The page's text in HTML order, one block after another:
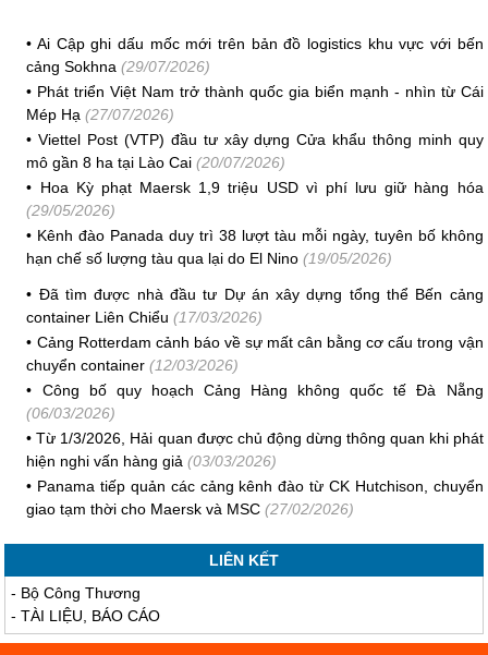
•Ai Cập ghi dấu mốc mới trên bản đồ logistics khu vực với bến
cảng Sokhna (29/07/2026)
• Phát triển Việt Nam trở thành quốc gia biển mạnh - nhìn từ Cái
Mép Hạ (27/07/2026)
•Viettel Post (VTP) đầu tư xây dựng Cửa khẩu thông minh quy
mô gần 8 ha tại Lào Cai (20/07/2026)
• Hoa Kỳ phạt Maersk 1,9 triệu USD vì phí lưu giữ hàng hóa
(29/05/2026)
• Kênh đào Panada duy trì 38 lượt tàu mỗi ngày, tuyên bố không
hạn chế số lượng tàu qua lại do El Nino (19/05/2026)
• Đã tìm được nhà đầu tư Dự án xây dựng tổng thể Bến cảng
container Liên Chiểu (17/03/2026)
• Cảng Rotterdam cảnh báo về sự mất cân bằng cơ cấu trong vận
chuyển container (12/03/2026)
• Công bố quy hoạch Cảng Hàng không quốc tế Đà Nẵng
(06/03/2026)
•Từ 1/3/2026, Hải quan được chủ động dừng thông quan khi phát
hiện nghi vấn hàng giả (03/03/2026)
• Panama tiếp quản các cảng kênh đào từ CK Hutchison, chuyển
giao tạm thời cho Maersk và MSC (27/02/2026)
LIÊN KẾT
- Bộ Công Thương
-TÀI LIỆU, BÁO CÁO